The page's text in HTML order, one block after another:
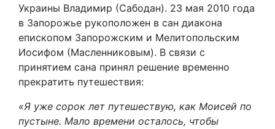
Украины Владимир (Сабодан). 23 мая 2010 года
в Запорожье рукоположен в сан диакона
епископом Запорожским и Мелитопольским
Иосифом (Масленниковым). В связи с
принятием сана принял решение временно
прекратить путешествия:
«Я уже сорок лет путешествую, как Моисей по
пустыне. Мало времени осталось, чтобы